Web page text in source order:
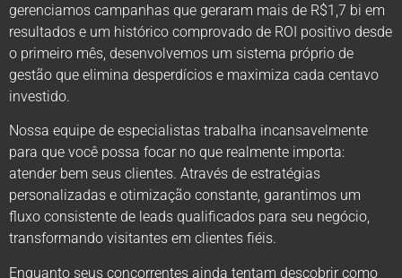
gerenciamos campanhas que geraram mais de R$1,7 bi em
resultados e um histórico comprovado de ROI positivo desde
o primeiro mês, desenvolvemos um sistema próprio de
gestão que elimina desperdícios e maximiza cada centavo
investido.
Nossa equipe de especialistas trabalha incansavelmente
para que você possa focar no que realmente importa:
atender bem seus clientes. Através de estratégias
personalizadas e otimização constante, garantimos um
fluxo consistente de leads qualificados para seu negócio,
transformando visitantes em clientes fiéis.
Enquanto seus concorrentes ainda tentam descobrir como